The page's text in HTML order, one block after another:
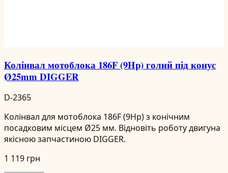
Колінвал мотоблока 186F (9Hp) голий під конус
Ø25mm DIGGER
D-2365
Колінвал для мотоблока 186F (9Hp) з конічним
посадковим місцем Ø25 мм. Відновіть роботу двигуна
якісною запчастиною DIGGER.
1 119 грн